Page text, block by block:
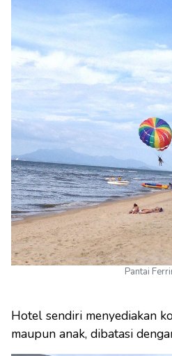
Pantai
Hotel sendiri menyediakan
maupun anak, dibatasi